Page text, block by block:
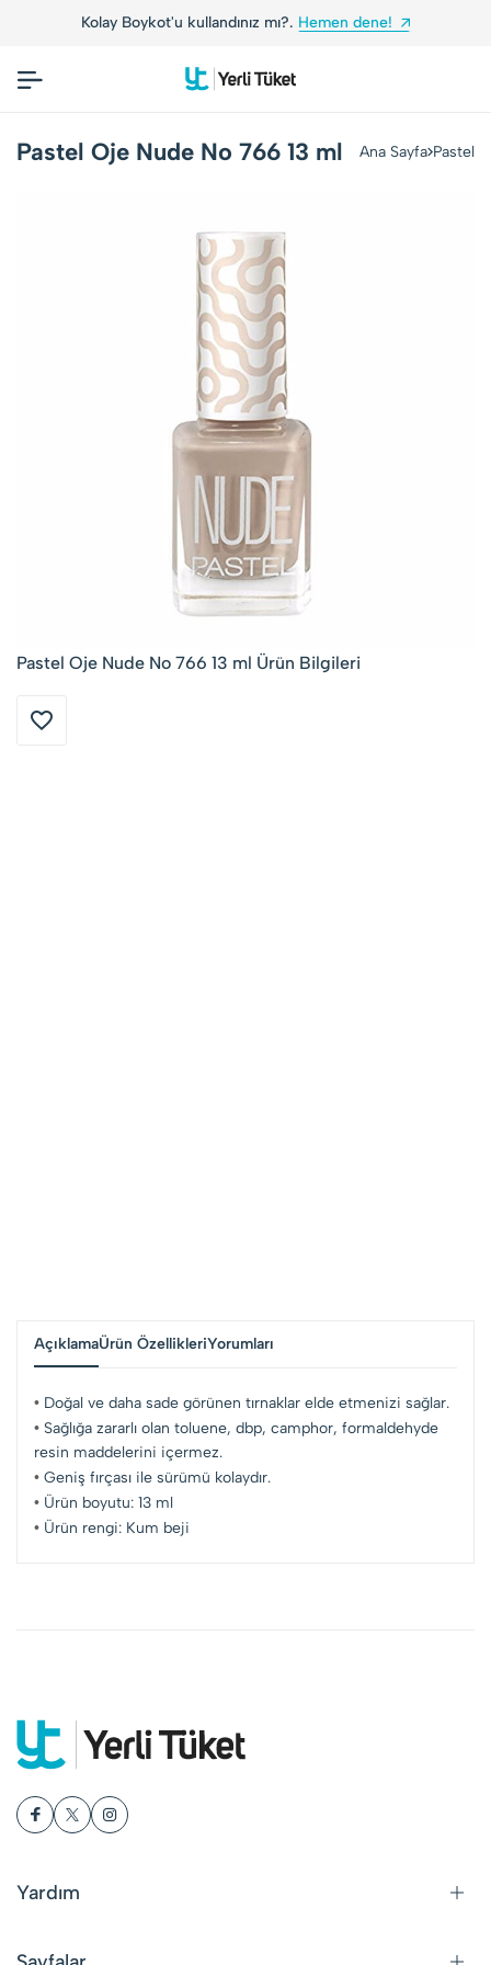
Kolay Boykot'u kullandınız mı?. Hemen dene!
Pastel Oje Nude No 766 13 ml Ana Sayfa Pastel
Pastel Oje Nude No 766 13 ml Ürün Bilgileri
AçıklamaÜrün ÖzellikleriYorumları
• Doğal ve daha sade görünen tırnaklar elde etmenizi sağlar.
• Sağlığa zararlı olan toluene, dbp, camphor, formaldehyde
resin maddelerini içermez.
• Geniş fırçası ile sürümü kolaydır.
• Ürün boyutu: 13 ml
• Ürün rengi: Kum beji
Yardım